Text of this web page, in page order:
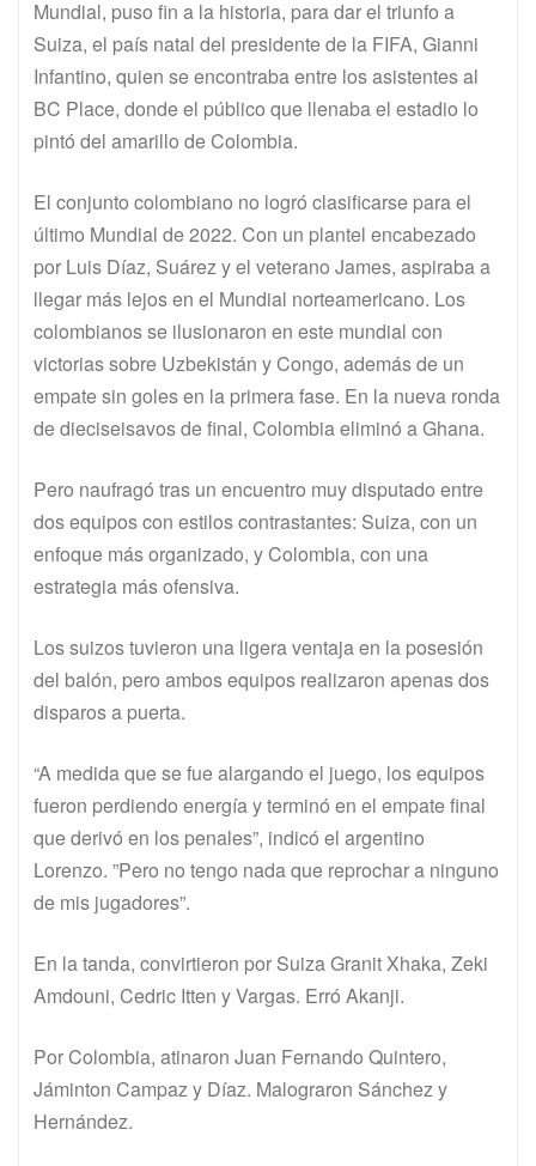
Mundial, puso fin a la historia, para dar el triunfo a
Suiza, el país natal del presidente de la FIFA, Gianni
Infantino, quien se encontraba entre los asistentes al
BC Place, donde el público que llenaba el estadio lo
pintó del amarillo de Colombia.
El conjunto colombiano no logró clasificarse para el
último Mundial de 2022. Con un plantel encabezado
por Luis Díaz, Suárez y el veterano James, aspiraba a
llegar más lejos en el Mundial norteamericano. Los
colombianos se ilusionaron en este mundial con
victorias sobre Uzbekistán y Congo, además de un
empate sin goles en la primera fase. En la nueva ronda
de dieciseisavos de final, Colombia eliminó a Ghana.
Pero naufragó tras un encuentro muy disputado entre
dos equipos con estilos contrastantes: Suiza, con un
enfoque más organizado, y Colombia, con una
estrategia más ofensiva.
Los suizos tuvieron una ligera ventaja en la posesión
del balón, pero ambos equipos realizaron apenas dos
disparos a puerta.
“A medida que se fue alargando el juego, los equipos
fueron perdiendo energía y terminó en el empate final
que derivó en los penales”, indicó el argentino
Lorenzo. ”Pero no tengo nada que reprochar a ninguno
de mis jugadores”.
En la tanda, convirtieron por Suiza Granit Xhaka, Zeki
Amdouni, Cedric Itten y Vargas. Erró Akanji.
Por Colombia, atinaron Juan Fernando Quintero,
Jáminton Campaz y Díaz. Malograron Sánchez y
Hernández.